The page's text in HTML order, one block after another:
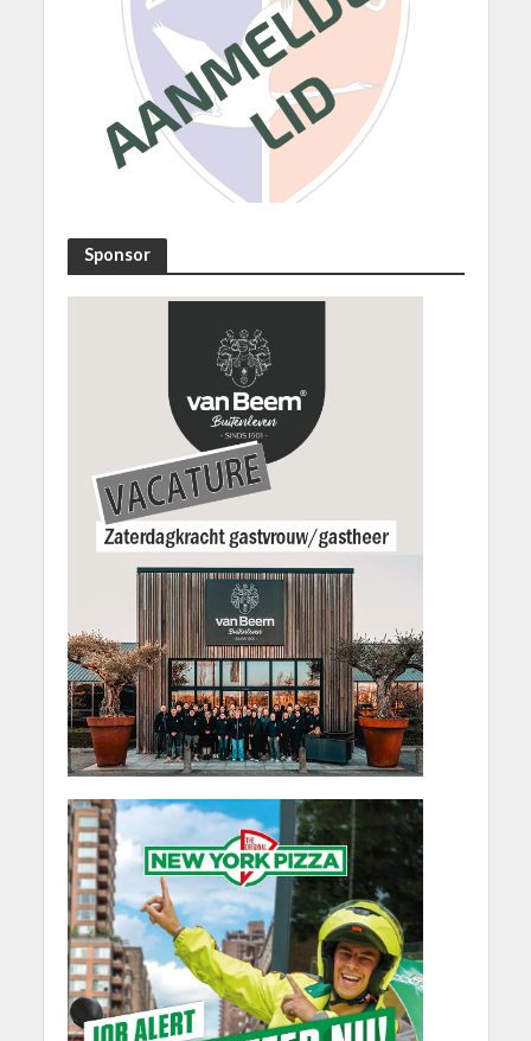
Sponsor